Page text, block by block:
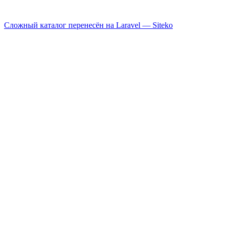
Сложный каталог перенесён на Laravel — Siteko